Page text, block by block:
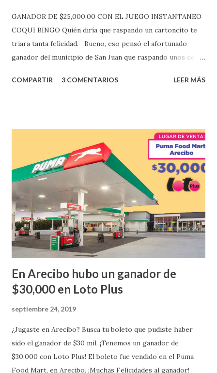
GANADOR DE $25,000.00 CON EL JUEGO INSTANTANEO
COQUI BINGO Quién diría que raspando un cartoncito te
triara tanta felicidad. Bueno, eso pensó el afortunado
ganador del municipio de San Juan que raspando unos de
obtuvo un premio de $25,000,00 dólares. Este es el anuncio
ganador fue vendido en la farmacia Yarimar de la
Urbanización Las Lomas en el Municipio de San Juan
¡Enhorabuena que lo disfrute!
...
COMPARTIR 3 COMENTARIOS LEER MÁS
En Arecibo hubo un ganador de
$30,000 en Loto Plus
septiembre 24, 2019
¿Jugaste en Arecibo? Busca tu boleto que pudiste haber
sido el ganador de $30 mil. ¡Tenemos un ganador de
$30,000 con Loto Plus! El boleto fue vendido en el Puma
Food Mart, en Arecibo. ¡Muchas Felicidades al ganador!